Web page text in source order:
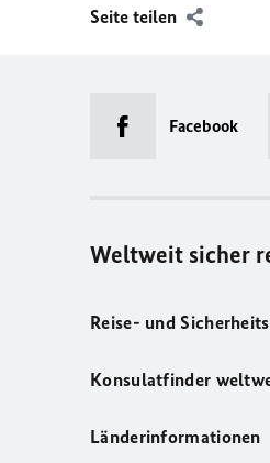
Seite teilen
Facebook
Weltweit sicher
Reise- und
Konsulatfinder
Länderinformationen